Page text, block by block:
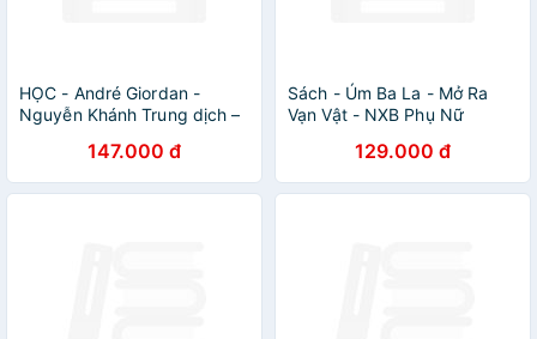
HỌC - André Giordan -
Nguyễn Khánh Trung dịch –
147.000 đ
Sách - Úm Ba La - Mở Ra
Vạn Vật - NXB Phụ Nữ
129.000 đ